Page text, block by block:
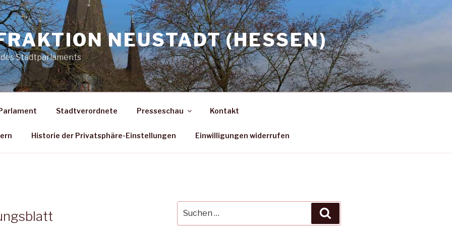
NEUSTADT (HESSEN)
Stadtparlaments
Stadtverordnete Presseschau Kontakt
Historie der Privatsphäre-Einstellungen Einwilligungen widerrufen
nach: